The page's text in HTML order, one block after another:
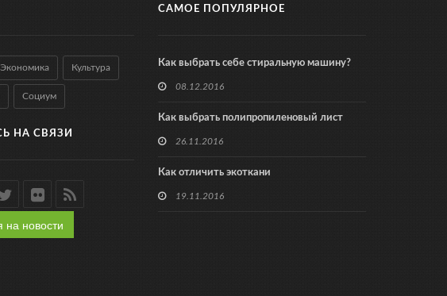
Экономика Культура
Социум
НА СВЯЗИ
на новости
САМОЕ ПОПУЛЯРНОЕ
Как выбрать себе стиральную машину?
08.12.2016
Как выбрать полипропиленовый лист
26.11.2016
Как отличить экоткани
19.11.2016